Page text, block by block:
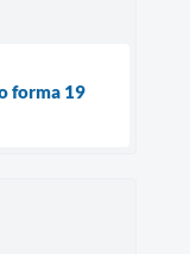
forma 19